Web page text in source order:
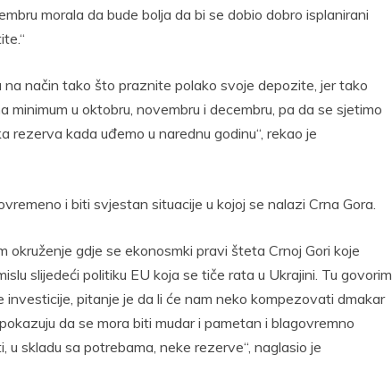
morala da bude bolja da bi se dobio dobro isplanirani
na način tako što praznite polako svoje depozite, jer tako
u oktobru, novembru i decembru, pa da se sjetimo
rezerva kada uđemo u narednu godinu“, rekao je
i biti svjestan situacije u kojoj se nalazi Crna Gora.
okruženje gdje se ekonosmki pravi šteta Crnoj Gori koje
slijedeći politiku EU koja se tiče rata u Ukrajini. Tu govorim
pitanje je da li će nam neko kompezovati dmakar
da se mora biti mudar i pametan i blagovremno
skladu sa potrebama, neke rezerve“, naglasio je